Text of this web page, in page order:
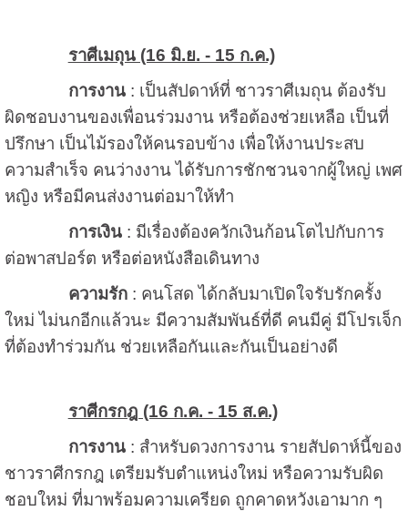
ราศีเมถุน (16 มิ.ย. - 15 ก.ค.)
การงาน: เป็นสัปดาห์ที่ ชาวราศีเมถุน ต้องรับ
ผิดชอบงานของเพื่อนร่วมงาน หรือต้องช่วยเหลือ เป็นที่
ปรึกษา เป็นไม้รองให้คนรอบข้าง เพื่อให้งานประสบ
ความสำเร็จ คนว่างงาน ได้รับการชักชวนจากผู้ใหญ่ เพศ
หญิง หรือมีคนส่งงานต่อมาให้ทำ
การเงิน: มีเรื่องต้องควักเงินก้อนโตไปกับการ
ต่อพาสปอร์ต หรือต่อหนังสือเดินทาง
ความรัก: คนโสด ได้กลับมาเปิดใจรับรักครั้ง
ใหม่ ไม่นกอีกแล้วนะ มีความสัมพันธ์ที่ดี คนมีคู่ มีโปรเจ็ก
ที่ต้องทำร่วมกัน ช่วยเหลือกันและกันเป็นอย่างดี
ราศีกรกฎ (16 ก.ค. - 15 ส.ค.)
การงาน: สำหรับดวงการงาน รายสัปดาห์นี้ของ
ชาวราศีกรกฎ เตรียมรับตำแหน่งใหม่ หรือความรับผิด
ชอบใหม่ ที่มาพร้อมความเครียด ถูกคาดหวังเอามาก ๆ